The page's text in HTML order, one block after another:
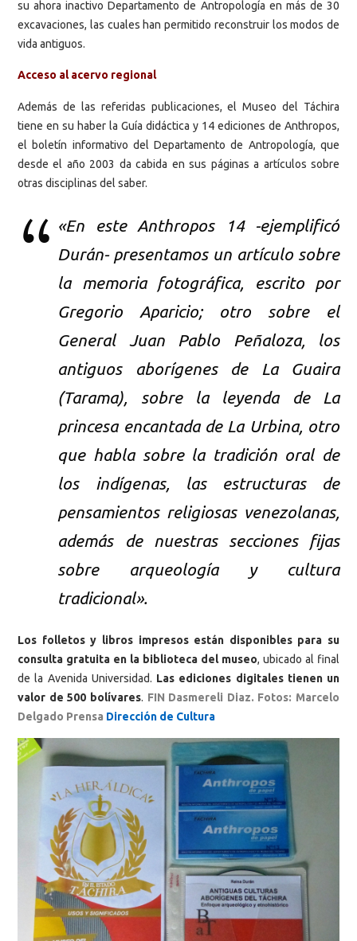
su ahora inactivo Departamento de Antropología en más de 30
excavaciones, las cuales han permitido reconstruir los modos de
vida antiguos.
Acceso al acervo regional
Además de las referidas publicaciones, el Museo del Táchira
tiene en su haber la Guía didáctica y 14 ediciones de Anthropos,
el boletín informativo del Departamento de Antropología, que
desde el año 2003 da cabida en sus páginas a artículos sobre
otras disciplinas del saber.
«En este Anthropos 14 -ejemplificó
Durán- presentamos un artículo sobre
la memoria fotográfica, escrito por
Gregorio Aparicio; otro sobre el
General Juan Pablo Peñaloza, los
antiguos aborígenes de La Guaira
(Tarama), sobre la leyenda de La
princesa encantada de La Urbina, otro
que habla sobre la tradición oral de
los indígenas, las estructuras de
pensamientos religiosas venezolanas,
además de nuestras secciones fijas
sobre arqueología y cultura
tradicional».
Los folletos y libros impresos están disponibles para su
consulta gratuita en la biblioteca del museo, ubicado al final
de la Avenida Universidad. Las ediciones digitales tienen un
valor de 500 bolívares. FIN Dasmereli Diaz. Fotos: Marcelo
Delgado Prensa Dirección de Cultura